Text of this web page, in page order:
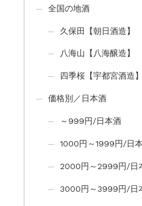
全国の地酒
久保田【朝日酒造】
八海山【八海醸造】
四季桜【宇都宮酒造】
価格別／日本酒
～999円/日本酒
1000円～1999円/日
2000円～2999円/日
3000円～3999円/日